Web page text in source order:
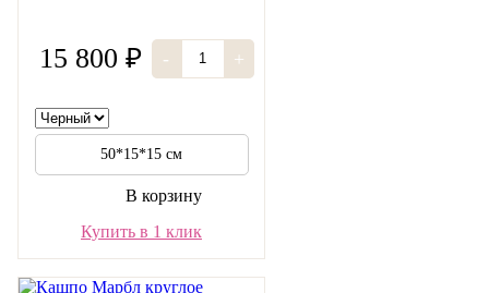
15 800 ₽ - +
50*15*15 см
В корзину
Купить в 1 клик